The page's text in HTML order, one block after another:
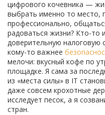
цифрового кочевника —
выбрать именно то место,
профессионально,
радоваться жизни? Кто-
доверительную налоговую
кому-то важнее
мелочи: вкусный кофе по
площадке. Я сама за
из «места силы» в IT
даже совсем крохотные
исследует песок, а я
стран.